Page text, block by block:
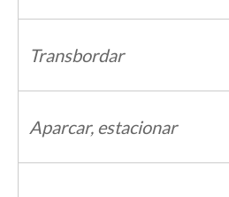
Transbordar
Aparcar, estacionar